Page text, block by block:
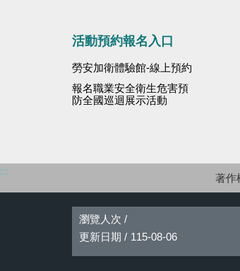
活動預約報名入口
勞安加衛體驗館-線上預約
報名職業安全衛生危害預
防全國巡迴展示活動
:::
著作
瀏覽人次 /
更新日期 / 115-08-06